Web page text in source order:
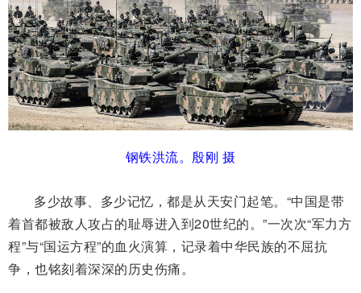
钢铁洪流。殷刚 摄
多少故事、多少记忆，都是从天安门起笔。“中国是带
着首都被敌人攻占的耻辱进入到20世纪的。”一次次“军力方
程”与“国运方程”的血火演算，记录着中华民族的不屈抗
争，也铭刻着深深的历史伤痛。